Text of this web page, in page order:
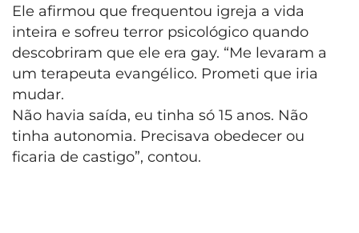
Ele afirmou que frequentou igreja a vida
inteira e sofreu terror psicológico quando
descobriram que ele era gay. “Me levaram a
um terapeuta evangélico. Prometi que iria
mudar.
Não havia saída, eu tinha só 15 anos. Não
tinha autonomia. Precisava obedecer ou
ficaria de castigo”, contou.